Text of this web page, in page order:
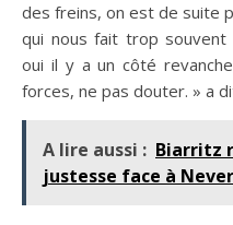
des freins, on est de suite
qui nous fait trop souvent
oui il y a un côté
forces, ne pas douter. » a
A lire aussi : Biarritz
justesse face à